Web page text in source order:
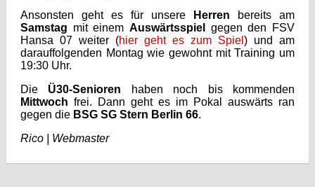
Ansonsten geht es für unsere
Herren bereits am
Samstag mit einem Auswärtsspiel
gegen den FSV
Hansa 07 weiter (hier geht es zum Spiel) und am
darauffolgenden Montag wie gewohnt mit Training um
19:30 Uhr.
Die Ü30-Senioren haben noch bis kommenden
Mittwoch frei. Dann geht es im Pokal auswärts ran
gegen die BSG SG Stern Berlin 66.
Rico | Webmaster